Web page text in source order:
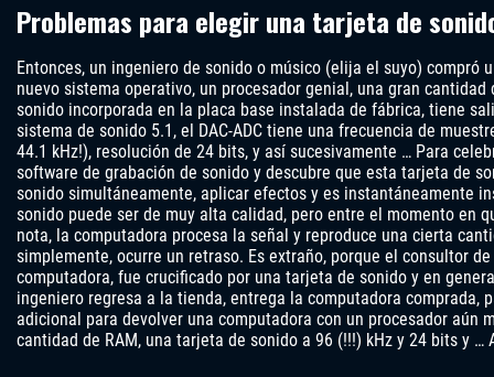
Problemas para elegir una tarjeta de
Entonces, un ingeniero de sonido o músico (elija el suyo) compró
nuevo sistema operativo, un procesador genial, una gran cantidad
sonido incorporada en la placa base instalada de fábrica, tiene
sistema de sonido 5.1, el DAC-ADC tiene una frecuencia de
44.1 kHz!), resolución de 24 bits, y así sucesivamente … Para
software de grabación de sonido y descubre que esta tarjeta de
sonido simultáneamente, aplicar efectos y es instantáneamente
sonido puede ser de muy alta calidad, pero entre el momento en
nota, la computadora procesa la señal y reproduce una cierta
simplemente, ocurre un retraso. Es extraño, porque el consultor
computadora, fue crucificado por una tarjeta de sonido y en
ingeniero regresa a la tienda, entrega la computadora comprada,
adicional para devolver una computadora con un procesador aún
cantidad de RAM, una tarjeta de sonido a 96 (!!!) kHz y 24 bits y …